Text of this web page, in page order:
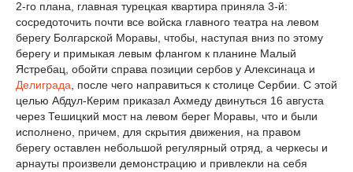
2-го плана, главная турецкая квартира приняла 3-й:
сосредоточить почти все войска главного театра на левом
берегу Болгарской Моравы, чтобы, наступая вниз по этому
берегу и примыкая левым флангом к планине Малый
Ястребац, обойти справа позиции сербов у Алексинаца и
Делиграда, после чего направиться к столице Сербии. С этой
целью Абдул-Керим приказал Ахмеду двинуться 16 августа
через Тешицкий мост на левом берег Моравы, что и были
исполнено, причем, для скрытия движения, на правом
берегу оставлен небольшой регулярный отряд, а черкесы и
арнауты произвели демонстрацию и привлекли на себя